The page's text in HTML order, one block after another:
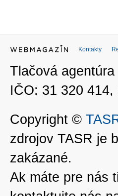
Kontakty
Tlačová
IČO: 31 320
Copyright ©
zdrojov TASR je
zakázané.
Ak máte pre nás